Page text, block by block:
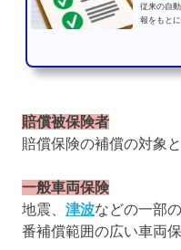
み
従来の自
報をもと
賠償被保険者
賠償保険の補償の対象と
一般車両保険
地震、 津波などの一部
番補償範囲の広い車両